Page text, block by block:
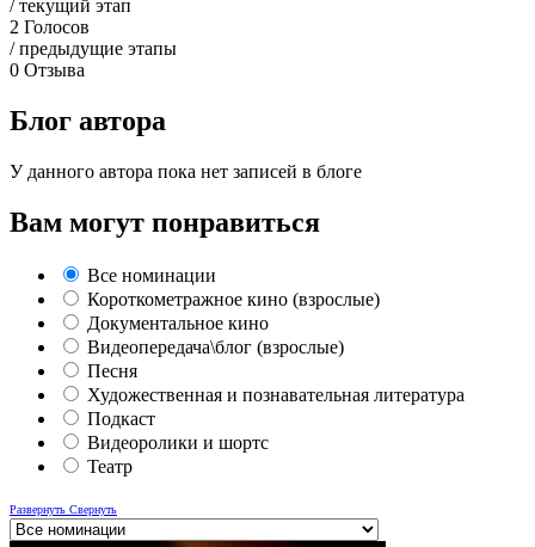
/ текущий этап
2 Голосов
/ предыдущие этапы
0 Отзыва
Блог автора
У данного автора пока нет записей в блоге
Вам могут понравиться
Все номинации
Короткометражное кино (взрослые)
Документальное кино
Видеопередача\блог (взрослые)
Песня
Художественная и познавательная литература
Подкаст
Видеоролики и шортс
Театр
Развернуть Свернуть